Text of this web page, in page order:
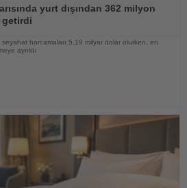
yurt dışından 362 milyon
getirdi
harcamaları 5,19 milyar dolar olurken, en
ayrıldı